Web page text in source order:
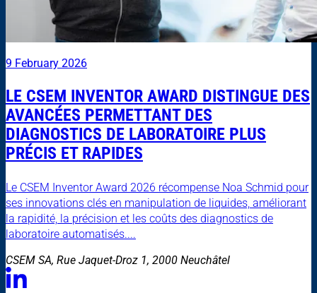
9 February 2026
LE CSEM INVENTOR AWARD DISTINGUE DES
AVANCÉES PERMETTANT DES
DIAGNOSTICS DE LABORATOIRE PLUS
PRÉCIS ET RAPIDES
Le CSEM Inventor Award 2026 récompense Noa Schmid pour
ses innovations clés en manipulation de liquides, améliorant
la rapidité, la précision et les coûts des diagnostics de
laboratoire automatisés....
CSEM SA, Rue Jaquet-Droz 1, 2000 Neuchâtel